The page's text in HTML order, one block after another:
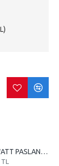
125 WATT PASLANMAZ TUBE REZİSTANS